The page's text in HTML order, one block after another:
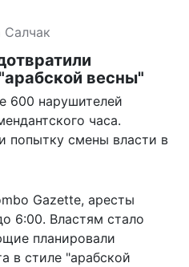
Салчак
весны"
600 нарушителей
часа.
попытку смены власти в
Gazette, аресты
6:00. Властям стало
планировали
в стиле "арабской